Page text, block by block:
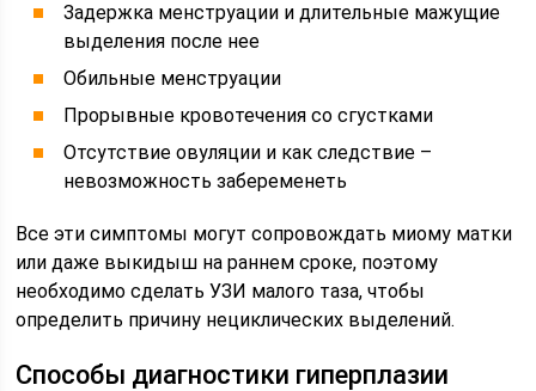
Задержка менструации и длительные мажущие
выделения после нее
Обильные менструации
Прорывные кровотечения со сгустками
Отсутствие овуляции и как следствие –
невозможность забеременеть
Все эти симптомы могут сопровождать миому матки
или даже выкидыш на раннем сроке, поэтому
необходимо сделать УЗИ малого таза, чтобы
определить причину нециклических выделений.
Способы диагностики гиперплазии